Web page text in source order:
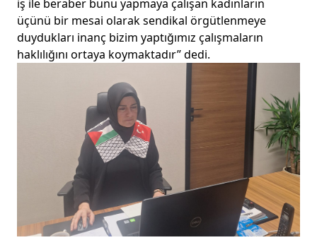
iş ile beraber bunu yapmaya çalışan kadınların
üçünü bir mesai olarak sendikal örgütlenmeye
duydukları inanç bizim yaptığımız çalışmaların
haklılığını ortaya koymaktadır” dedi.